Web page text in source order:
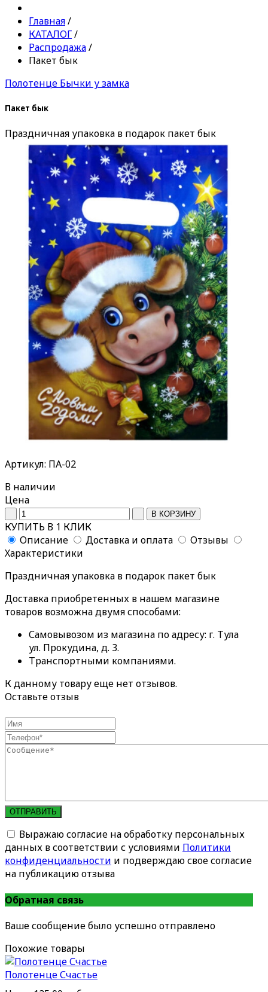
Главная/
КАТАЛОГ/
Распродажа/
Пакет бык
Полотенце Бычки у замка
Пакет бык
Праздничная упаковка в подарок пакет бык
Артикул: ПА-02
В наличии
Цена
КУПИТЬ В 1 КЛИК
Описание
Доставка и оплата
Отзывы
Характеристики
Праздничная упаковка в подарок пакет бык
Доставка приобретенных в нашем магазине
товаров возможна двумя способами:
Самовывозом из магазина по адресу: г. Тула
ул. Прокудина, д. 3.
Транспортными компаниями.
К данному товару еще нет отзывов.
Оставьте отзыв
ОТПРАВИТЬ
Выражаю согласие на обработку персональных
данных в соответствии с условиями Политики
конфиденциальности и подверждаю свое согласие
на публикацию отзыва
Обратная связь
Ваше сообщение было успешно отправлено
Похожие товары
Полотенце Счастье